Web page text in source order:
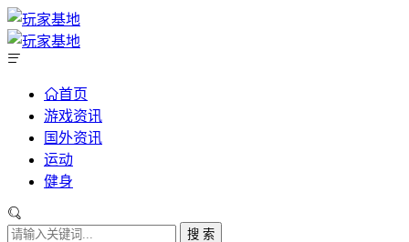
首页
游戏资讯
国外资讯
运动
健身
搜 索